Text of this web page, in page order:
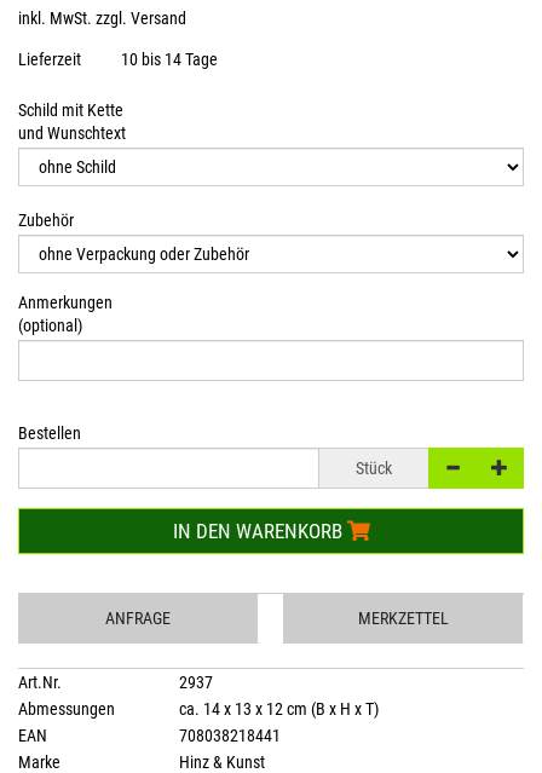
inkl. MwSt. zzgl. Versand
Lieferzeit 10 bis 14 Tage
Schild mit Kette
und Wunschtext
Zubehör
Anmerkungen
(optional)
Bestellen
Stück
IN DEN WARENKORB
ANFRAGE MERKZETTEL
Art.Nr.
2937
Abmessungen
ca. 14 x 13 x 12 cm (B x H x T)
EAN
708038218441
Marke
Hinz & Kunst